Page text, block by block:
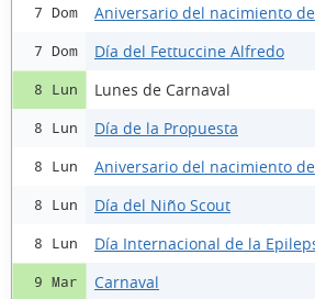
7 Dom Aniversario del nacimiento
7 Dom Día del Fettuccine Alfredo
8 Lun Lunes de Carnaval
8 Lun Día de la Propuesta
8 Lun Aniversario del nacimiento
8 Lun Día del Niño Scout
8 Lun Día Internacional de la
9 Mar Carnaval